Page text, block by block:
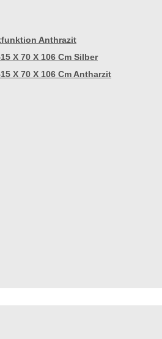
Anthrazit
X 70 X 106 Cm Silber
X 70 X 106 Cm Antharzit